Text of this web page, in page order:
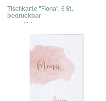
Tischkarte "Fiona", 6 St.,
bedruckbar
3,03 € *